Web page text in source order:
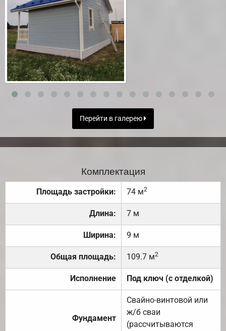
Перейти в галерею
Комплектация
Площадь застройки: 74 м2
Длина: 7 м
Ширина: 9 м
Общая площадь: 109.7 м2
Исполнение Под ключ (с отделкой)
Фундамент
Свайно-винтовой или
ж/б сваи
(рассчитываются